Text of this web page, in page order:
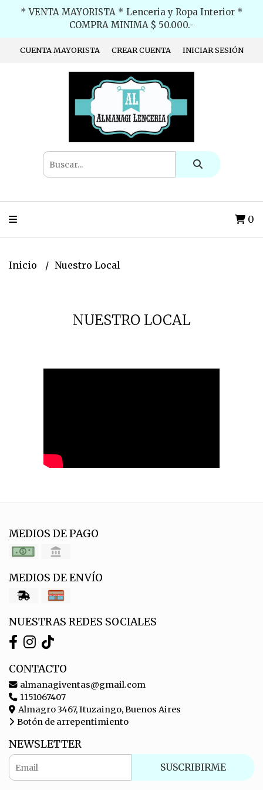
* VENTA MAYORISTA * Lenceria y Ropa Interior *
COMPRA MINIMA $ 50.000.-
CUENTA MAYORISTA CREAR CUENTA INICIAR SESIÓN
0
Inicio Nuestro Local
NUESTRO LOCAL
MEDIOS DE PAGO
MEDIOS DE ENVÍO
NUESTRAS REDES SOCIALES
CONTACTO
almanagiventas@gmail.com
1151067407
Almagro 3467, Ituzaingo, Buenos Aires
Botón de arrepentimiento
NEWSLETTER
SUSCRIBIRME